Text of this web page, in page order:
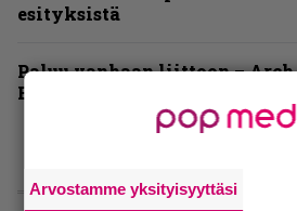
esityksistä
Paluu vanhaan liittoon – Arch
Enemy Tavastialla
KOLUMNIT
Arvostamme yksityisyyttäsi